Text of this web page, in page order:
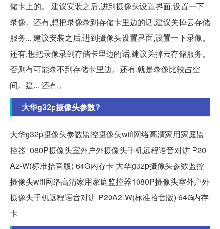
储卡上的。 建议安装之后,进到摄像头设置界面,设置一下
录像。还有,想把录像录到存储卡里边的话,建议关掉云存储
服务... 建议安装之后,进到摄像头设置界面,设置一下录像。
还有,想把录像录到存储卡里边的话,建议关掉云存储服务。
否则有可能录不到存储卡里边。还有,就是录像比较占空
间。建... 还有,。
大华g32p摄像头参数?
大华g32p摄像头参数监控摄像头wifi网络高清家用家庭监
控器1080P摄像头室外户外摄像头手机远程语音对讲 P20
A2-W(标准拾音版) 64G内存卡 大华g32p摄像头参数监控
摄像头wifi网络高清家用家庭监控器1080P摄像头室外户外
摄像头手机远程语音对讲 P20A2-W(标准拾音版) 64G内存
卡